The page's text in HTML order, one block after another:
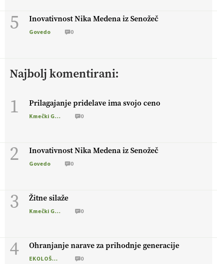
5 Inovativnost Nika Medena iz Senožeč
Govedo 0
Najbolj komentirani:
1 Prilagajanje pridelave ima svojo ceno
Kmečki Glas 0
2 Inovativnost Nika Medena iz Senožeč
Govedo 0
3 Žitne silaže
Kmečki Glas 0
4 Ohranjanje narave za prihodnje generacije
EKOLOŠKO LOGIČNO 0